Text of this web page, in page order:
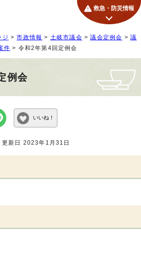
救急・防災情報
ジ >市政情報 > 土岐市議会 >議会定例会 >議
件 > 令和2年第4回定例会
例会
いいね！
新日 2023年1月31日